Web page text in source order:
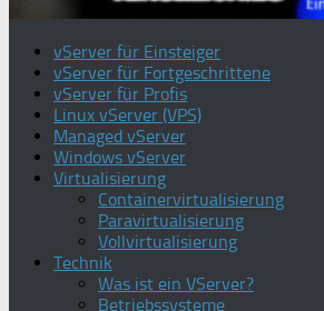
vServer für Einsteiger
vServer für Fortgeschrittene
vServer für Profis
Linux vServer (VPS)
Managed vServer
Windows vServer
Virtualisierung
Containervirtualisierung
Paravirtualisierung
Vollvirtualisierung
Technik
Was ist ein VServer?
Betriebssysteme